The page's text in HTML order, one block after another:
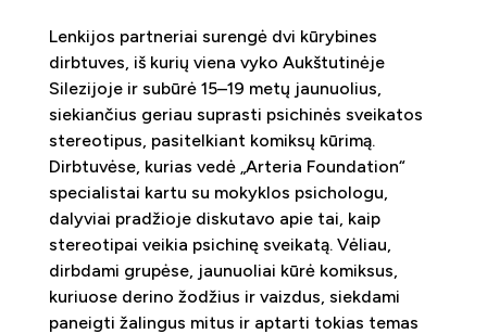
Lenkijos partneriai surengė dvi kūrybines
dirbtuves, iš kurių viena vyko Aukštutinėje
Silezijoje ir subūrė 15–19 metų jaunuolius,
siekiančius geriau suprasti psichinės sveikatos
stereotipus, pasitelkiant komiksų kūrimą.
Dirbtuvėse, kurias vedė „Arteria Foundation“
specialistai kartu su mokyklos psichologu,
dalyviai pradžioje diskutavo apie tai, kaip
stereotipai veikia psichinę sveikatą. Vėliau,
dirbdami grupėse, jaunuoliai kūrė komiksus,
kuriuose derino žodžius ir vaizdus, siekdami
paneigti žalingus mitus ir aptarti tokias temas